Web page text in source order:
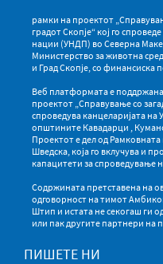
рамки на проектот
градот Скопје“ кој го
нации (УНДП) во Северна
Министерство за животна
и Град Скопје, со финансиска
Веб платформата е
проектот „Справување со
спроведува канцеларијата
општините Кавадарци ,
Проектот е дел од
Шведска, која го вклучува и
капацитети за спроведување
Содржината претставена на
одговорност на тимот
Штип и истата не секогаш ги
или пак другите партнери на
ПИШЕТЕ НИ